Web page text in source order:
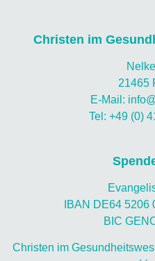
Christen im
21465
E-Mail:
Tel: +49 (0)
IBAN DE64 5206
BIC
Christen im